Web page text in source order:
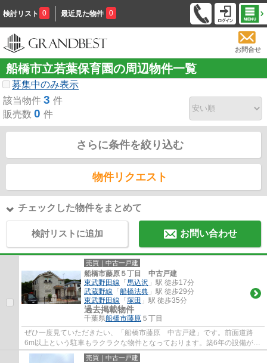
検討リスト 0 最近見た物件 0
お問合せ
船橋市立若葉保育園の周辺物件一覧
募集中のみ表示
該当物件 3 件
販売数 0 件
さらに条件を絞り込む
物件リクエスト
チェックした物件をまとめて
検討リストに追加 お問い合わせ
売買｜中古一戸建
船橋市藤原５丁目 中古戸建
東武野田線 「 馬込沢 」駅 徒歩17分
武蔵野線 「 船橋法典 」駅 徒歩29分
東武野田線 「 塚田 」駅 徒歩35分
過去掲載物件
千葉県船橋市藤原 ５丁目
ぜひ一度見ていただきたい、「船橋市藤原 中古戸建」です。前面道路
6m以上という駐車もラクラクな物件となっております。築6年の設備が充
実した物件となっています。こちらは中古の戸...
売買｜中古一戸建